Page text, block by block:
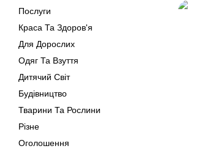
Послуги
Краса Та Здоров'я
Для Дорослих
Одяг Та Взуття
Дитячий Світ
Будівництво
Тварини Та Рослини
Різне
Оголошення